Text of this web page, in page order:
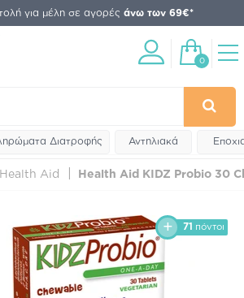
για μέλη σε αγορές άνω των 69€*
0
Διατροφής Αντηλιακά
Health Aid Health Aid KIDZ Probio 30
71 πόντοι